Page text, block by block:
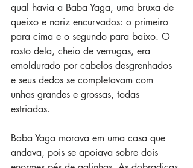
qual havia a Baba Yaga, uma bruxa de
queixo e nariz encurvados: o primeiro
para cima e o segundo para baixo. O
rosto dela, cheio de verrugas, era
emoldurado por cabelos desgrenhados
e seus dedos se completavam com
unhas grandes e grossas, todas
estriadas.
Baba Yaga morava em uma casa que
andava, pois se apoiava sobre dois